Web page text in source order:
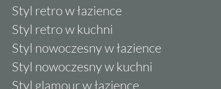
Styl retro w łazience
Styl retro w kuchni
Styl nowoczesny w łazience
Styl nowoczesny w kuchni
Styl glamour w łazience